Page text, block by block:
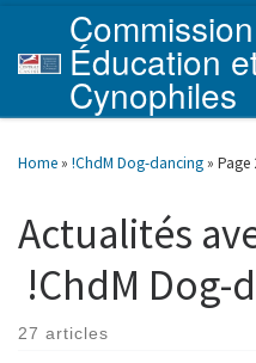
Skip to content
Éducation
Cynophiles
Home » !ChdM Dog-dancing » Page
Actualités
!ChdM Dog-
27 articles